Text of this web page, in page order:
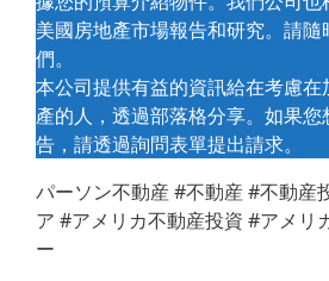
美國房地產市場報告和研究。請隨
們。
本公司提供有益的資訊給在考慮
產的人，透過部落格分享。如果您
告，請透過詢問表單提出請求。
パーソン不動産 #不動産 #不動産
ア #アメリカ不動産投資 #アメリ
ー